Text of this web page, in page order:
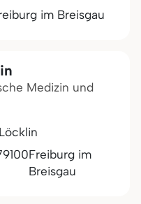
im Breisgau
Medizin und
Freiburg im
Breisgau